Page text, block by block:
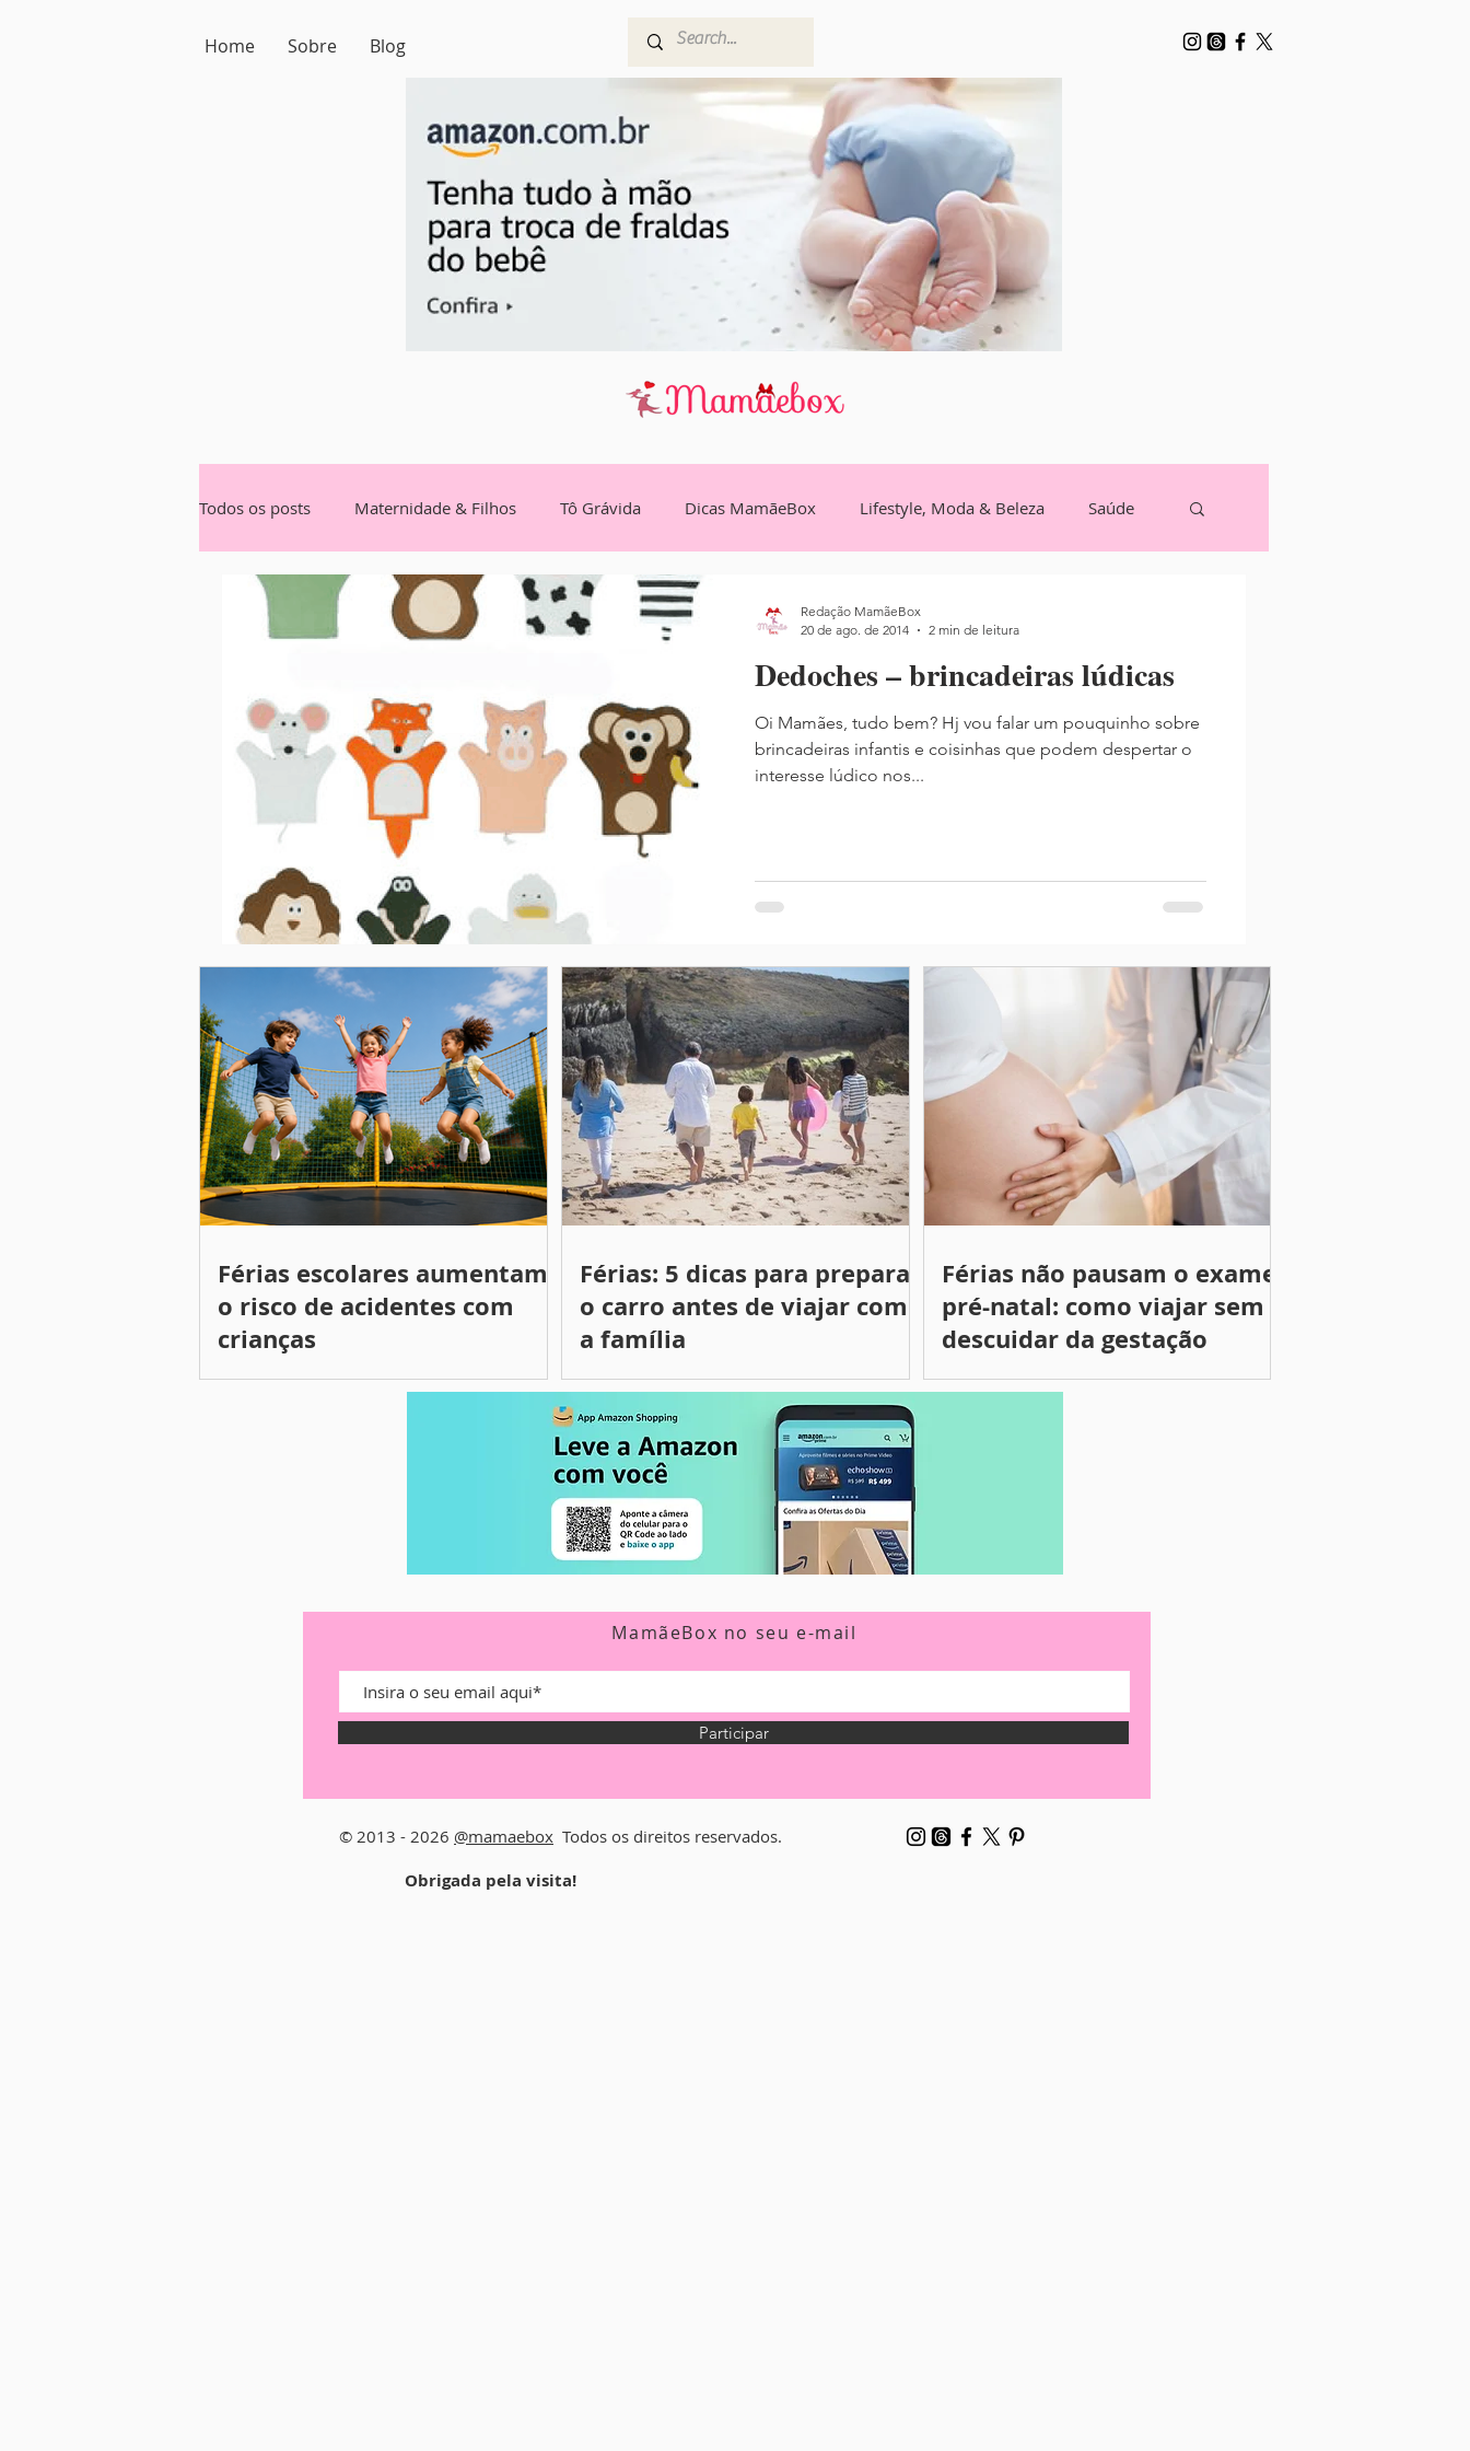
Home Sobre Blog
Todos os posts Maternidade & Filhos Tô Grávida Dicas MamãeBox Lifestyle, Moda & Beleza Saúde
Nutrição Festas MamãeBox Entrevista Você no MamãeBox
Dedoches – brincadeiras lúdicas
Oi Mamães, tudo bem? Hj vou falar um pouquinho sobre
brincadeiras infantis e coisinhas que podem despertar o
interesse lúdico nos...
Redação MamãeBox
20 de ago. de 2014
2 min de leitura
Férias escolares aumentam
o risco de acidentes com
crianças
Férias: 5 dicas para preparar
o carro antes de viajar com
a família
Férias não pausam o exame
pré-natal: como viajar sem
descuidar da gestação
MamãeBox no seu e-mail
Participar
© 2013 - 2026 @mamaebox Todos os direitos reservados.
Obrigada pela visita!